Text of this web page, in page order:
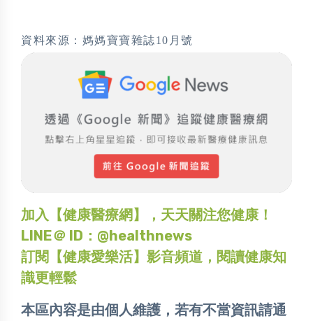
資料來源： 媽媽寶寶雜誌10月號
加入【健康醫療網】，天天關注您健康！
LINE＠ ID：@healthnews
訂閱【健康愛樂活】影音頻道，閱讀健康知
識更輕鬆
本區內容是由個人維護，若有不當資訊請通